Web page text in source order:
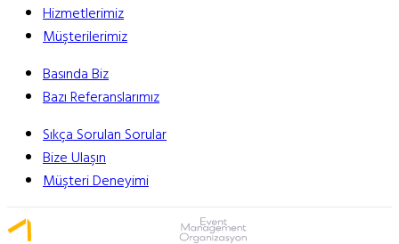
Hizmetlerimiz
Müşterilerimiz
Basında Biz
Bazı Referanslarımız
Sıkça Sorulan Sorular
Bize Ulaşın
Müşteri Deneyimi